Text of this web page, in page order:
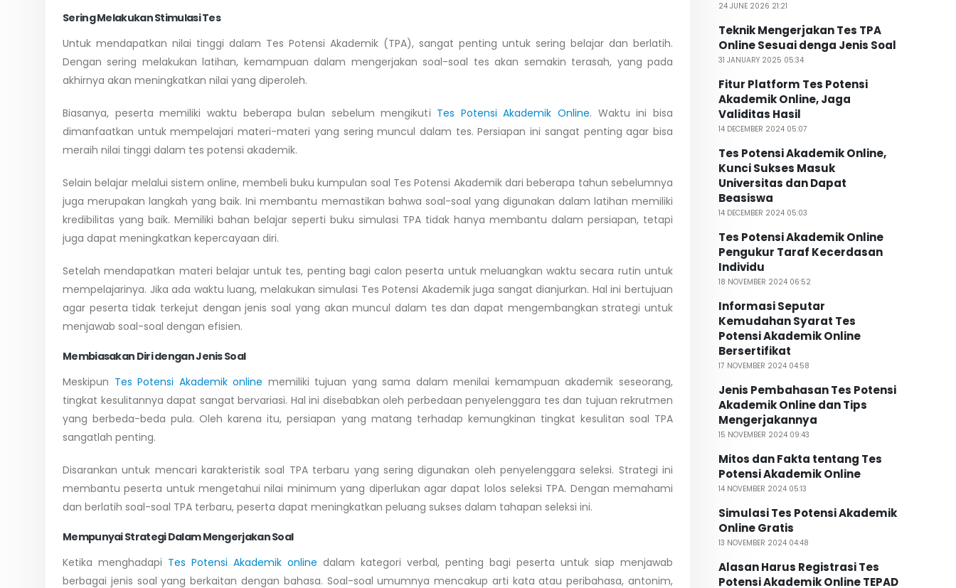
Sering Melakukan Stimulasi Tes
Untuk mendapatkan nilai tinggi dalam Tes Potensi Akademik (TPA), sangat penting untuk sering belajar dan berlatih.
Dengan sering melakukan latihan, kemampuan dalam mengerjakan soal-soal tes akan semakin terasah, yang pada
akhirnya akan meningkatkan nilai yang diperoleh.
Biasanya, peserta memiliki waktu beberapa bulan sebelum mengikuti Tes Potensi Akademik Online. Waktu ini bisa
dimanfaatkan untuk mempelajari materi-materi yang sering muncul dalam tes. Persiapan ini sangat penting agar bisa
meraih nilai tinggi dalam tes potensi akademik.
Selain belajar melalui sistem online, membeli buku kumpulan soal Tes Potensi Akademik dari beberapa tahun sebelumnya
juga merupakan langkah yang baik. Ini membantu memastikan bahwa soal-soal yang digunakan dalam latihan memiliki
kredibilitas yang baik. Memiliki bahan belajar seperti buku simulasi TPA tidak hanya membantu dalam persiapan, tetapi
juga dapat meningkatkan kepercayaan diri.
Setelah mendapatkan materi belajar untuk tes, penting bagi calon peserta untuk meluangkan waktu secara rutin untuk
mempelajarinya. Jika ada waktu luang, melakukan simulasi Tes Potensi Akademik juga sangat dianjurkan. Hal ini bertujuan
agar peserta tidak terkejut dengan jenis soal yang akan muncul dalam tes dan dapat mengembangkan strategi untuk
menjawab soal-soal dengan efisien.
Membiasakan Diri dengan Jenis Soal
Meskipun Tes Potensi Akademik online memiliki tujuan yang sama dalam menilai kemampuan akademik seseorang,
tingkat kesulitannya dapat sangat bervariasi. Hal ini disebabkan oleh perbedaan penyelenggara tes dan tujuan rekrutmen
yang berbeda-beda pula. Oleh karena itu, persiapan yang matang terhadap kemungkinan tingkat kesulitan soal TPA
sangatlah penting.
Disarankan untuk mencari karakteristik soal TPA terbaru yang sering digunakan oleh penyelenggara seleksi. Strategi ini
membantu peserta untuk mengetahui nilai minimum yang diperlukan agar dapat lolos seleksi TPA. Dengan memahami
dan berlatih soal-soal TPA terbaru, peserta dapat meningkatkan peluang sukses dalam tahapan seleksi ini.
Mempunyai Strategi Dalam Mengerjakan Soal
Ketika menghadapi Tes Potensi Akademik online dalam kategori verbal, penting bagi peserta untuk siap menjawab
berbagai jenis soal yang berkaitan dengan bahasa. Soal-soal umumnya mencakup arti kata atau peribahasa, antonim,
24 JUNE 2026 21:21
Teknik Mengerjakan Tes TPA
Online Sesuai denga Jenis Soal
31 JANUARY 2025 05:34
Fitur Platform Tes Potensi
Akademik Online, Jaga
Validitas Hasil
14 DECEMBER 2024 05:07
Tes Potensi Akademik Online,
Kunci Sukses Masuk
Universitas dan Dapat
Beasiswa
14 DECEMBER 2024 05:03
Tes Potensi Akademik Online
Pengukur Taraf Kecerdasan
Individu
18 NOVEMBER 2024 06:52
Informasi Seputar
Kemudahan Syarat Tes
Potensi Akademik Online
Bersertifikat
17 NOVEMBER 2024 04:58
Jenis Pembahasan Tes Potensi
Akademik Online dan Tips
Mengerjakannya
15 NOVEMBER 2024 09:43
Mitos dan Fakta tentang Tes
Potensi Akademik Online
14 NOVEMBER 2024 05:13
Simulasi Tes Potensi Akademik
Online Gratis
13 NOVEMBER 2024 04:48
Alasan Harus Registrasi Tes
Potensi Akademik Online TEPAD